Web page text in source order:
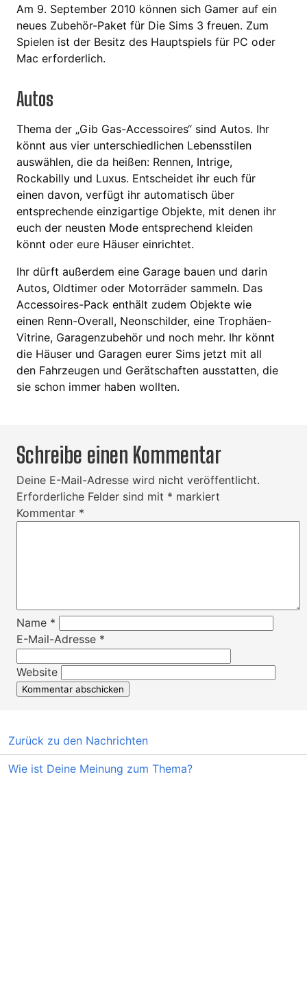
Am 9. September 2010 können sich Gamer auf ein
neues Zubehör-Paket für Die Sims 3 freuen. Zum
Spielen ist der Besitz des Hauptspiels für PC oder
Mac erforderlich.
Autos
Thema der „Gib Gas-Accessoires“ sind Autos. Ihr
könnt aus vier unterschiedlichen Lebensstilen
auswählen, die da heißen: Rennen, Intrige,
Rockabilly und Luxus. Entscheidet ihr euch für
einen davon, verfügt ihr automatisch über
entsprechende einzigartige Objekte, mit denen ihr
euch der neusten Mode entsprechend kleiden
könnt oder eure Häuser einrichtet.
Ihr dürft außerdem eine Garage bauen und darin
Autos, Oldtimer oder Motorräder sammeln. Das
Accessoires-Pack enthält zudem Objekte wie
einen Renn-Overall, Neonschilder, eine Trophäen-
Vitrine, Garagenzubehör und noch mehr. Ihr könnt
die Häuser und Garagen eurer Sims jetzt mit all
den Fahrzeugen und Gerätschaften ausstatten, die
sie schon immer haben wollten.
Schreibe einen Kommentar
Deine E-Mail-Adresse wird nicht veröffentlicht.
Erforderliche Felder sind mit * markiert
Kommentar *
Name *
E-Mail-Adresse *
Website
Zurück zu den Nachrichten
Wie ist Deine Meinung zum Thema?